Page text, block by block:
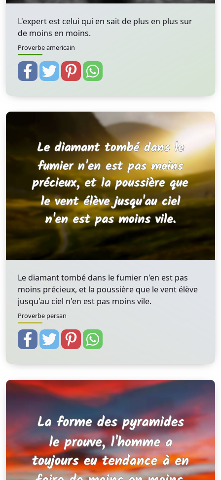
L'expert est celui qui en sait de plus en plus sur
de moins en moins.
Proverbe americain
Le diamant tombé dans le fumier n'en est pas
moins précieux, et la poussière que le vent élève
jusqu'au ciel n'en est pas moins vile.
Proverbe persan